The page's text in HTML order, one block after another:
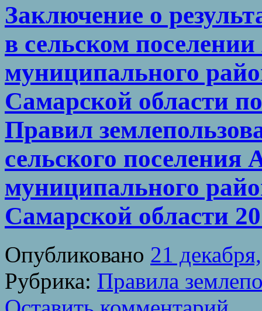
Заключение о
в сельском
муниципального
Самарской области
Правил
сельского поселения
муниципального
Самарской области
Опубликовано 21
Рубрика: Правила